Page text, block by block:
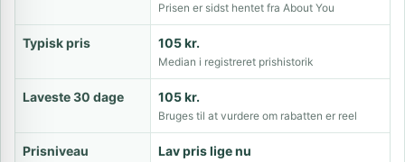
Prisen er sidst hentet fra About You
Typisk pris 105 kr.
Median i registreret prishistorik
Laveste 30 dage 105 kr.
Bruges til at vurdere om rabatten er reel
Prisniveau Lav pris lige nu